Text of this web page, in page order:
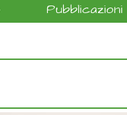
Pubblicazioni